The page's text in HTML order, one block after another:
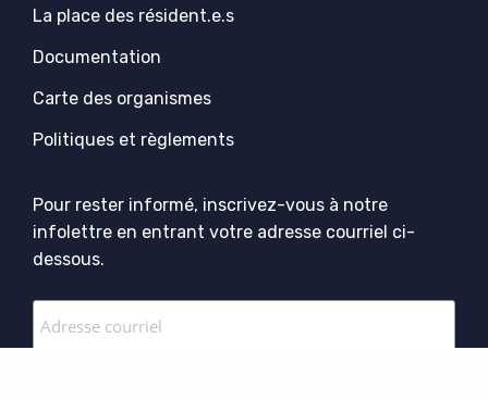
La place des résident.e.s
Documentation
Carte des organismes
Politiques et règlements
Pour rester informé, inscrivez-vous à notre
infolettre en entrant votre adresse courriel ci-
dessous.